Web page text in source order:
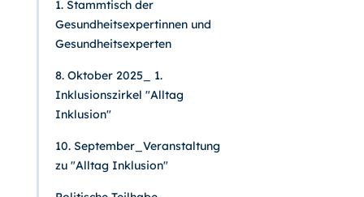
1. Stammtisch der
Gesundheitsexpertinnen und
Gesundheitsexperten
8. Oktober 2025_ 1.
Inklusionszirkel "Alltag
Inklusion"
10. September_Veranstaltung
zu "Alltag Inklusion"